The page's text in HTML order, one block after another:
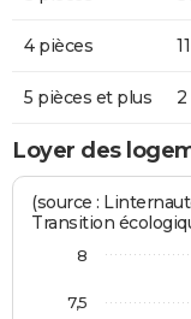
4 pièces 11
5 pièces et plus 2
Loyer des
(source :
Transition
7,5
8